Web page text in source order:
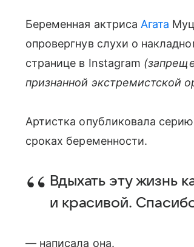
Беременная актриса Агата
опровергнув слухи о
странице в Instagram
признанной экстремистской
Артистка опубликовала
сроках беременности.
Вдыхать эту жизнь
и красивой.
— написала она.